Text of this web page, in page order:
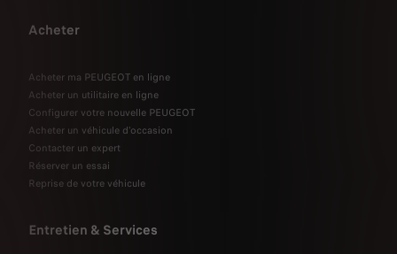
Acheter
Acheter ma PEUGEOT en ligne
Acheter un utilitaire en ligne
Configurer votre nouvelle PEUGEOT
Acheter un véhicule d'occasion
Contacter un expert
Réserver un essai
Reprise de votre véhicule
Entretien & Services